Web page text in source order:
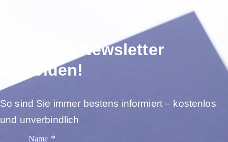
Jetzt zum Newsletter
anmelden!
So sind Sie immer bestens informiert – kostenlos
und unverbindlich
Name